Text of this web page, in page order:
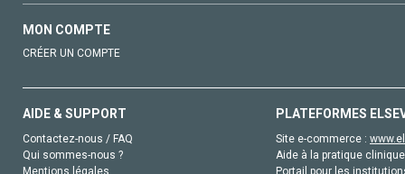
MON COMPTE
CRÉER UN COMPTE
AIDE & SUPPORT
Contactez-nous / FAQ
Qui sommes-nous ?
Mentions légales
PLATEFORMES
Site e-commerce :
Aide à la pratique
Portail pour les